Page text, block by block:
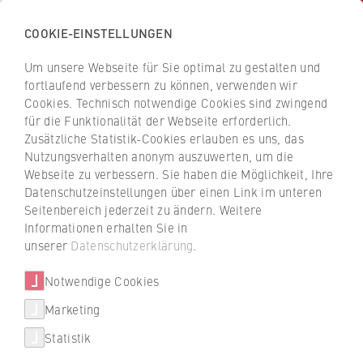
Z
u
ü
k
u
S
a
H
c
h
s
c
h
u
l
e
f
r
W
i
r
Z
u
r
ü
c
k
z
u
r
t
a
t
Über uns
Virtual Global Classroom
Toolip: Internationaler
Austausch im digitalen Raum
Im Rahmen des Digitalisierungsprojekts
Toolip diskutierten im November 2020
Studierende der Coventry University und
der HWR Berlin virtuell über die
internationalen Folgen der Corona-
COOKIE-EINSTELLUNGEN
Um unsere Webseite für Sie optimal zu gestalten und
fortlaufend verbessern zu können, verwenden wir
Cookies. Technisch notwendige Cookies sind zwingend
für die Funktionalität der Webseite erforderlich.
Zusätzliche Statistik-Cookies erlauben es uns, das
Nutzungsverhalten anonym auszuwerten, um die
Webseite zu verbessern. Sie haben die Möglichkeit, Ihre
Datenschutzeinstellungen über einen Link im unteren
Seitenbereich jederzeit zu ändern. Weitere
Informationen erhalten Sie in
unserer Datenschutzerklärung
Notwendige Cookies
Marketing
Statistik